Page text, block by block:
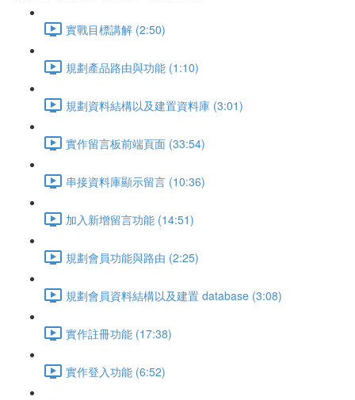
實戰目標講解 (2:50)
規劃產品路由與功能 (1:10)
規劃資料結構以及建置資料庫 (3:01)
實作留言板前端頁面 (33:54)
串接資料庫顯示留言 (10:36)
加入新增留言功能 (14:51)
規劃會員功能與路由 (2:25)
規劃會員資料結構以及建置 database (3:08)
實作註冊功能 (17:38)
實作登入功能 (6:52)